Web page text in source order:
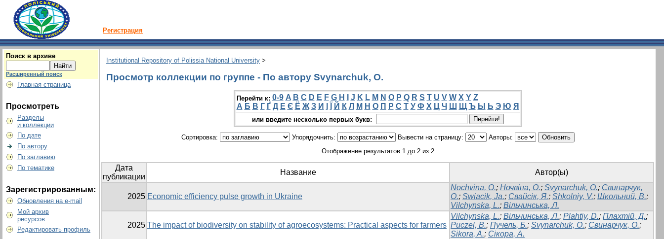
Регистрация
Поиск в архиве
Расширенный поиск
Главная страница
Просмотреть
Разделы
и коллекции
По дате
По автору
По заглавию
По тематике
Зарегистрированным:
Обновления на e-mail
Мой архив
ресурсов
Редактировать профиль
Institutional Repository of Polissia National University >
Просмотр коллекции по группе - По автору Svynarchuk, O.
Перейти к: 0-9 A B C D E F G H J K L M N O P Q R S T U V W X Y Z
А Б В Г Ґ Д Е Є Ё Ж З И Й К Л М Н О П Р С Т У Ф Х Ц Ч Ш Щ Ъ Ы Ь Э Ю Я
или введите несколько первых букв:
Сортировка: Упорядочнить: Вывести на страницу:
Авторы:
Отображение результатов 1 до 2 из 2
Дата
публикации
Название Автор(ы)
2025 Economic efficiency pulse growth in Ukraine
Nochvina, O.; Ночвіна, О.; Svynarchuk, O.; Свинарчук,
О.; Swiacik, Ja.; Свайсік, Я.; Shkolniy, V.; Школьний, В.;
Vilchynska, L.; Вільчинська, Л.
2025 The impact of biodiversity on stability of agroecosystems: Practical aspects for farmers
Vilchynska, L.; Вільчинська, Л.; Plahtiy, D.; Плахтій, Д.;
Puczel, B.; Пучель, Б.; Svynarchuk, O.; Свинарчук, О.;
Sikora, A.; Сікора, А.